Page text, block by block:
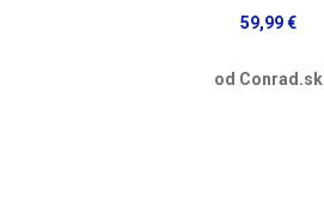
59,99 €
od Conrad.sk